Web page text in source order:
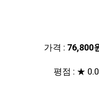
가격 : 76,800
평점 : ★